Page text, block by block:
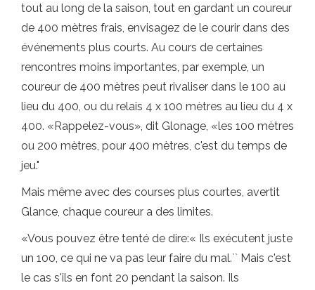
tout au long de la saison, tout en gardant un coureur
de 400 mètres frais, envisagez de le courir dans des
événements plus courts. Au cours de certaines
rencontres moins importantes, par exemple, un
coureur de 400 mètres peut rivaliser dans le 100 au
lieu du 400, ou du relais 4 x 100 mètres au lieu du 4 x
400. «Rappelez-vous», dit Glonage, «les 100 mètres
ou 200 mètres, pour 400 mètres, c'est du temps de
jeu."
Mais même avec des courses plus courtes, avertit
Glance, chaque coureur a des limites.
«Vous pouvez être tenté de dire:« Ils exécutent juste
un 100, ce qui ne va pas leur faire du mal.`` Mais c'est
le cas s'ils en font 20 pendant la saison. Ils